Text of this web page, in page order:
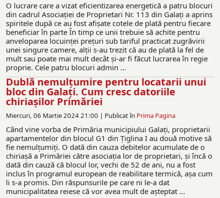
O lucrare care a vizat eficientizarea energetică a patru blocuri
din cadrul Asociației de Proprietari Nr. 113 din Galați a aprins
spiritele după ce au fost afișate cotele de plată pentru fiecare
beneficiar în parte În timp ce unii trebuie să achite pentru
anveloparea locuinței prețuri sub tariful practicat zugrăvirii
unei singure camere, alții s-au trezit că au de plată la fel de
mult sau poate mai mult decât și-ar fi făcut lucrarea în regie
proprie. Cele patru blocuri admin ...
Dublă nemulțumire pentru locatarii unui
bloc din Galați. Cum cresc datoriile
chiriaşilor Primăriei
Miercuri, 06 Martie 2024 21:00 | Publicat în Prima Pagina
Când vine vorba de Primăria municipiului Galați, proprietarii
apartamentelor din blocul G1 din Țiglina I au două motive să
fie nemulțumiți. O dată din cauza debitelor acumulate de o
chiriașă a Primăriei către asociația lor de proprietari, și încă o
dată din cauză că blocul lor, vechi de 52 de ani, nu a fost
inclus în programul european de reabilitare termică, așa cum
li s-a promis. Din răspunsurile pe care ni le-a dat
municipalitatea reiese că vor avea mult de așteptat ...